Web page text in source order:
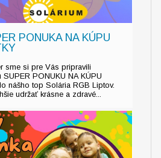
PONUKA NA KÚPU
sme si pre Vás pripravili
SUPER PONUKU NA KÚPU
nášho top Solária RGB Liptov.
udržať krásne a zdravé...